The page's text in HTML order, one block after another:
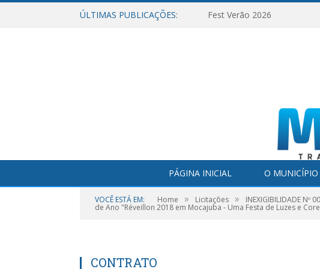
ÚLTIMAS PUBLICAÇÕES: Fest Verão 2026
PÁGINA INICIAL O MUNICÍPIO
VOCÊ ESTÁ EM: Home » Licitações » INEXIGIBILIDADE
de Ano "Réveillon 2018 em Mocajuba - Uma Festa de Luzes e
CONTRATO